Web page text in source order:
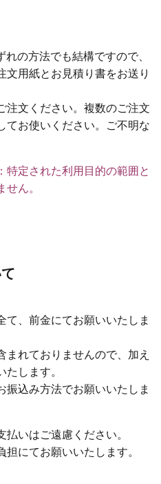
の方法でも結構ですので、
文用紙とお見積り書をお送り
注文ください。複数のご注文
てお使いください。ご不明な
定された利用目的の範囲と
せん。
て、前金にてお願いいたしま
れておりませんので、加え
します。
振込み方法でお願いいたしま
いはご遠慮ください。
にてお願いいたします。